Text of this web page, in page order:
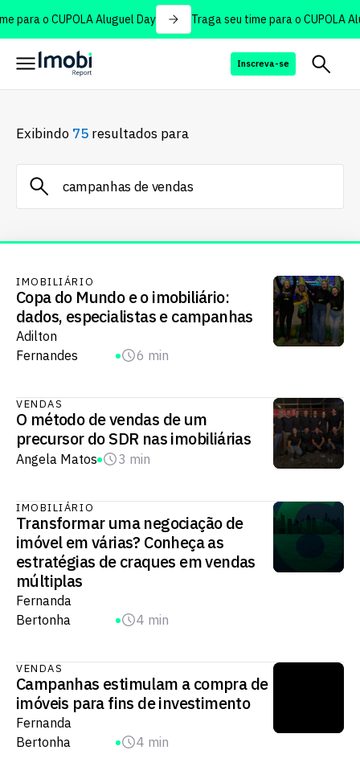
para o CUPOLA Aluguel Day Traga seu time para o CUPOLA
Inscreva-se
Exibindo 75 resultados para
IMOBILIÁRIO
Copa do Mundo e o imobiliário:
dados, especialistas e campanhas
Adilton
Fernandes
6 min
VENDAS
O método de vendas de um
precursor do SDR nas imobiliárias
Angela Matos 3 min
IMOBILIÁRIO
Transformar uma negociação de
imóvel em várias? Conheça as
estratégias de craques em vendas
múltiplas
Fernanda
Bertonha
4 min
VENDAS
Campanhas estimulam a compra de
imóveis para fins de investimento
Fernanda
Bertonha
4 min